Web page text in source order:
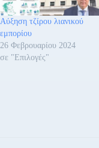
Αύξηση τζίρου λιανικού
εμπορίου
26 Φεβρουαρίου 2024
σε "Επιλογές"